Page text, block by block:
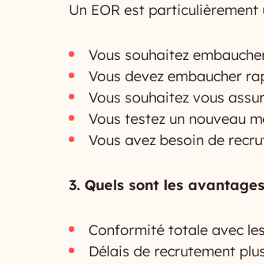
Un EOR est particulièrement
Vous souhaitez
Vous devez embaucher
Vous souhaitez vous
Vous testez un nouveau
Vous avez besoin de
3. Quels sont les
Conformité totale avec
Délais de recrutement